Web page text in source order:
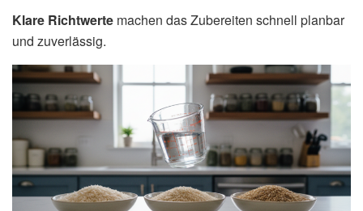
Klare Richtwerte machen das Zubereiten schnell planbar
und zuverlässig.